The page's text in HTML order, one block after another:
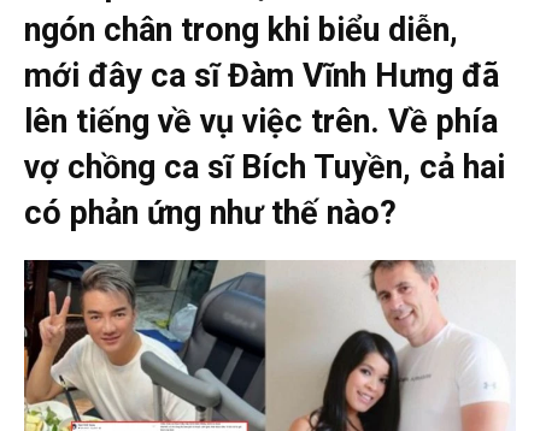
ngón chân trong khi biểu diễn,
mới đây ca sĩ Đàm Vĩnh Hưng đã
lên tiếng về vụ việc trên. Về phía
vợ chồng ca sĩ Bích Tuyền, cả hai
có phản ứng như thế nào?